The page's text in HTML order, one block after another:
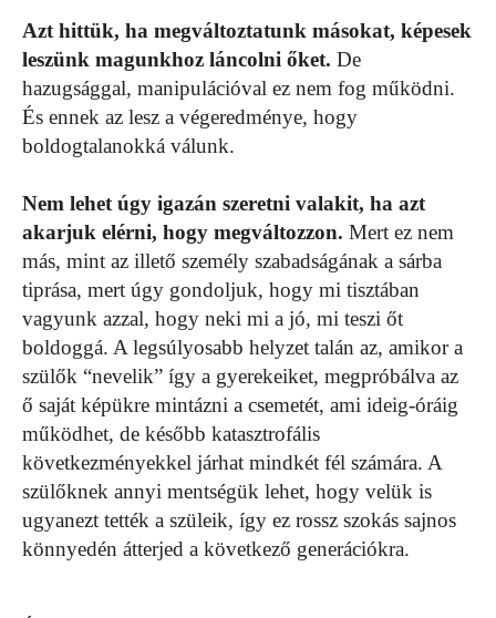
Azt hittük, ha megváltoztatunk másokat, képesek
leszünk magunkhoz láncolni őket. De
hazugsággal, manipulációval ez nem fog működni.
És ennek az lesz a végeredménye, hogy
boldogtalanokká válunk.
Nem lehet úgy igazán szeretni valakit, ha azt
akarjuk elérni, hogy megváltozzon. Mert ez nem
más, mint az illető személy szabadságának a sárba
tiprása, mert úgy gondoljuk, hogy mi tisztában
vagyunk azzal, hogy neki mi a jó, mi teszi őt
boldoggá. A legsúlyosabb helyzet talán az, amikor a
szülők “nevelik” így a gyerekeiket, megpróbálva az
ő saját képükre mintázni a csemetét, ami ideig-óráig
működhet, de később katasztrofális
következményekkel járhat mindkét fél számára. A
szülőknek annyi mentségük lehet, hogy velük is
ugyanezt tették a szüleik, így ez rossz szokás sajnos
könnyedén átterjed a következő generációkra.